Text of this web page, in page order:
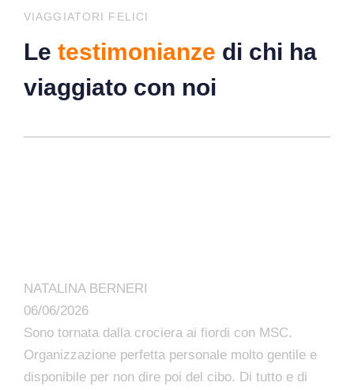
VIAGGIATORI FELICI
Le testimonianze di chi ha
viaggiato con noi
NATALINA BERNERI
06/06/2026
Sono tornata dalla crociera ai fiordi con MSC.
Organizzazione perfetta personale molto gentile e
disponibile per non dire poi del cibo. Di tutto e di